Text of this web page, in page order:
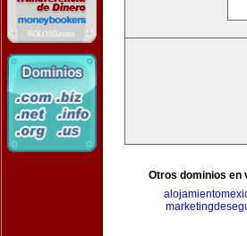
Otros dominios en